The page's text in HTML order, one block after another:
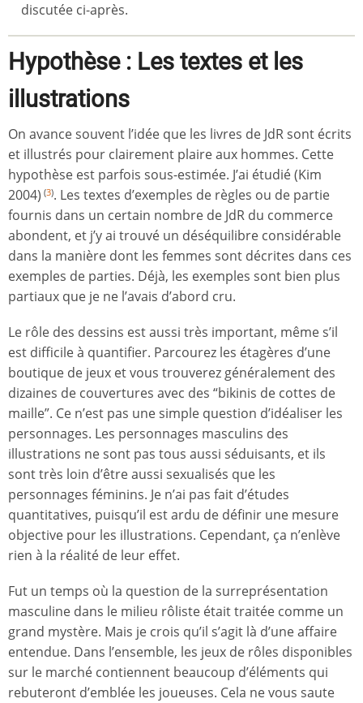
discutée ci-après.
Hypothèse : Les textes et les
illustrations
On avance souvent l’idée que les livres de JdR sont écrits
et illustrés pour clairement plaire aux hommes. Cette
hypothèse est parfois sous-estimée. J’ai étudié (Kim
2004) (3). Les textes d’exemples de règles ou de partie
fournis dans un certain nombre de JdR du commerce
abondent, et j’y ai trouvé un déséquilibre considérable
dans la manière dont les femmes sont décrites dans ces
exemples de parties. Déjà, les exemples sont bien plus
partiaux que je ne l’avais d’abord cru.
Le rôle des dessins est aussi très important, même s’il
est difficile à quantifier. Parcourez les étagères d’une
boutique de jeux et vous trouverez généralement des
dizaines de couvertures avec des “bikinis de cottes de
maille”. Ce n’est pas une simple question d’idéaliser les
personnages. Les personnages masculins des
illustrations ne sont pas tous aussi séduisants, et ils
sont très loin d’être aussi sexualisés que les
personnages féminins. Je n’ai pas fait d’études
quantitatives, puisqu’il est ardu de définir une mesure
objective pour les illustrations. Cependant, ça n’enlève
rien à la réalité de leur effet.
Fut un temps où la question de la surreprésentation
masculine dans le milieu rôliste était traitée comme un
grand mystère. Mais je crois qu’il s’agit là d’une affaire
entendue. Dans l’ensemble, les jeux de rôles disponibles
sur le marché contiennent beaucoup d’éléments qui
rebuteront d’emblée les joueuses. Cela ne vous saute